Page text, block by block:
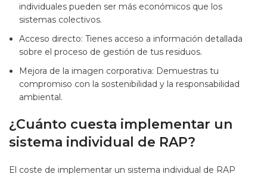
individuales pueden ser más económicos que los
sistemas colectivos.
Acceso directo: Tienes acceso a información detallada
sobre el proceso de gestión de tus residuos.
Mejora de la imagen corporativa: Demuestras tu
compromiso con la sostenibilidad y la responsabilidad
ambiental.
¿Cuánto cuesta implementar un
sistema individual de RAP?
El coste de implementar un sistema individual de RAP